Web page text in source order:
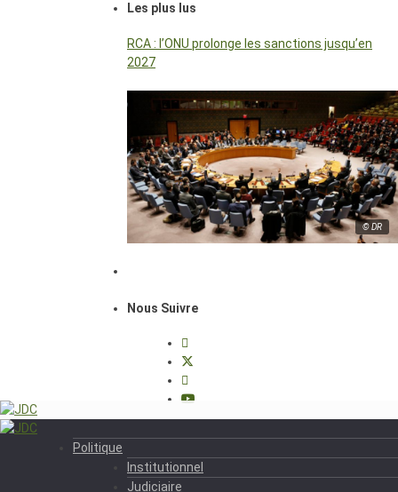
Les plus lus
RCA : l’ONU prolonge les sanctions jusqu’en
2027
© DR
Nous Suivre
Politique
Institutionnel
Judiciaire